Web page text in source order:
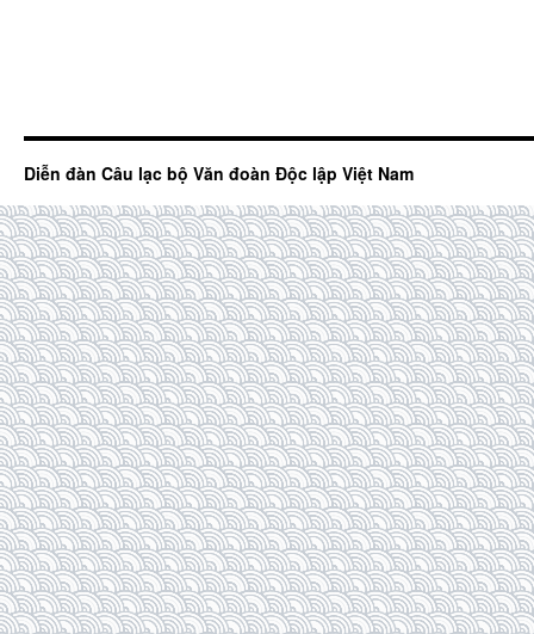
Diễn đàn Câu lạc bộ Văn đoàn Độc lập Việt Nam